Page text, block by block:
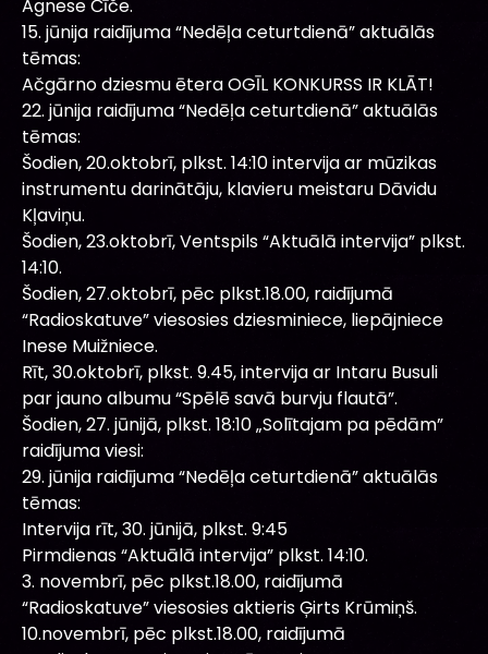
Agnese Čīče.
15. jūnija raidījuma “Nedēļa ceturtdienā” aktuālās
tēmas:
Ačgārno dziesmu ētera OGĪL KONKURSS IR KLĀT!
22. jūnija raidījuma “Nedēļa ceturtdienā” aktuālās
tēmas:
Šodien, 20.oktobrī, plkst. 14:10 intervija ar mūzikas
instrumentu darinātāju, klavieru meistaru Dāvidu
Kļaviņu.
Šodien, 23.oktobrī, Ventspils “Aktuālā intervija” plkst.
14:10.
Šodien, 27.oktobrī, pēc plkst.18.00, raidījumā
“Radioskatuve” viesosies dziesminiece, liepājniece
Inese Muižniece.
Rīt, 30.oktobrī, plkst. 9.45, intervija ar Intaru Busuli
par jauno albumu “Spēlē savā burvju flautā”.
Šodien, 27. jūnijā, plkst. 18:10 „Solītajam pa pēdām”
raidījuma viesi:
29. jūnija raidījuma “Nedēļa ceturtdienā” aktuālās
tēmas:
Intervija rīt, 30. jūnijā, plkst. 9:45
Pirmdienas “Aktuālā intervija” plkst. 14:10.
3. novembrī, pēc plkst.18.00, raidījumā
“Radioskatuve” viesosies aktieris Ģirts Krūmiņš.
10.novembrī, pēc plkst.18.00, raidījumā